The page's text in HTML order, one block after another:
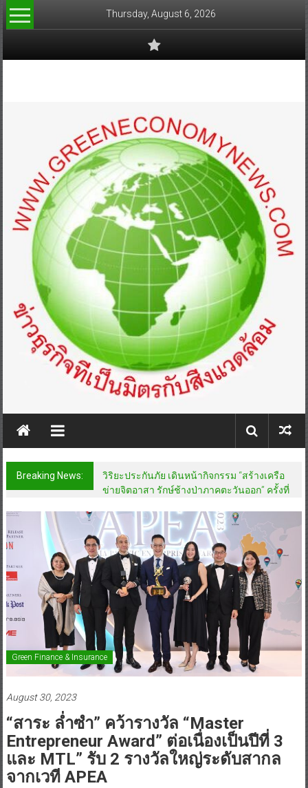
Skip
to
Thursday, August 6, 2026
Breaking News:
วิริยะประกันภัย เดินหน้ากิจกรรม “สร้างเครือ
ข่ายจิตอาสา รักษ์ช้างป่าภาคตะวันออก” ครั้งที่
Green Finance & Insurance
August 30, 2023
“สาระ ล่ำซำ” คว้ารางวัล “Master
Entrepreneur Award” ต่อเนื่องเป็นปีที่ 3
และ MTL” รับ 2 รางวัลใหญ่ระดับสากล
จากเวที APEA